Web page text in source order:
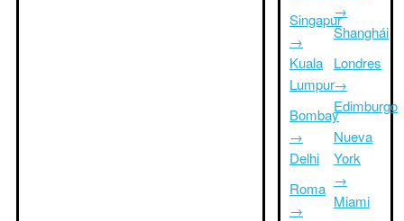
Singapur
→
Kuala
Lumpur
Bombay
→
Delhi
Roma
→
→
Shanghái
Londres
→
Edimburgo
Nueva
York
→
Miami